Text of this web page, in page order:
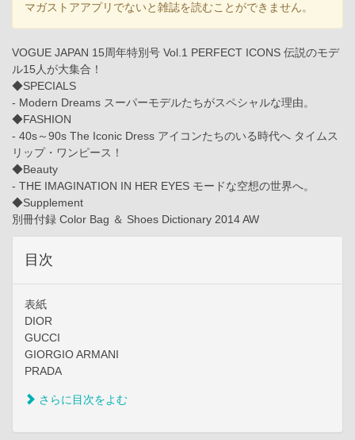
マガストアアプリでないと雑誌を読むことができません。
VOGUE JAPAN 15周年特別号 Vol.1 PERFECT ICONS 伝説のモデ
ル15人が大集合！
◆SPECIALS
- Modern Dreams スーパーモデルたちがスペシャルな理由。
◆FASHION
- 40s～90s The Iconic Dress アイコンたちのいる時代へ タイムス
リップ・ワンピース！
◆Beauty
- THE IMAGINATION IN HER EYES モードな空想の世界へ。
◆Supplement
別冊付録 Color Bag ＆ Shoes Dictionary 2014 AW
目次
表紙
DIOR
GUCCI
GIORGIO ARMANI
PRADA
さらに目次をよむ